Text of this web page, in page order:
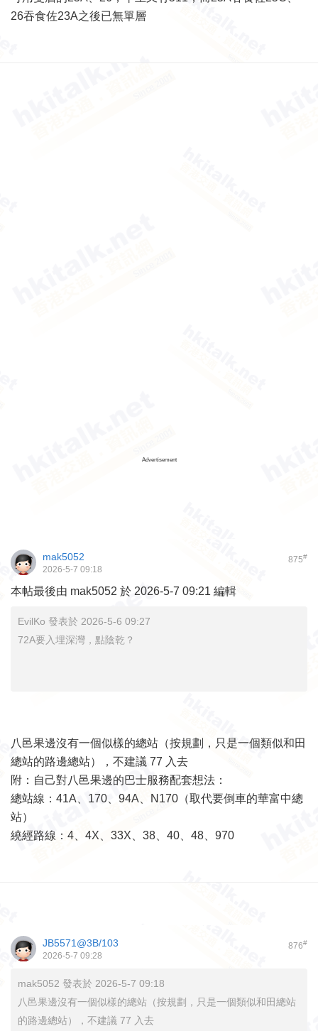
26吞食佐23A之後已無單層
Advertisement
875#
mak5052
2026-5-7 09:18
本帖最後由 mak5052 於 2026-5-7 09:21 編輯
EvilKo 發表於 2026-5-6 09:27
72A要入埋深灣，點陰乾？
八邑果邊沒有一個似樣的總站（按規劃，只是一個類似和田
總站的路邊總站），不建議 77 入去
附：自己對八邑果邊的巴士服務配套想法：
總站線：41A、170、94A、N170（取代要倒車的華富中總
站）
繞經路線：4、4X、33X、38、40、48、970
876#
JB5571@3B/103
2026-5-7 09:28
mak5052 發表於 2026-5-7 09:18
八邑果邊沒有一個似樣的總站（按規劃，只是一個類似和田總站
的路邊總站），不建議 77 入去